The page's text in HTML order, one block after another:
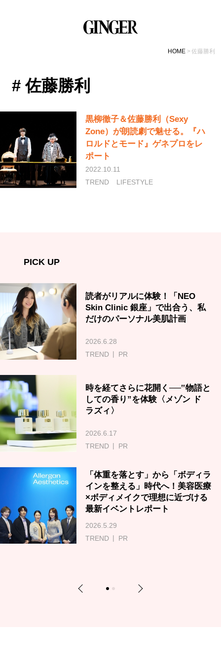
HOME 佐藤勝利
# 佐藤勝利
黒柳徹子＆佐藤勝利（Sexy
Zone）が朗読劇で魅せる。『ハ
ロルドとモード』ゲネプロをレ
ポート
2022.10.11
TREND
LIFESTYLE
PICK UP
読者がリアルに体験！「NEO
Skin Clinic 銀座」で出合う、私
だけのパーソナル美肌計画
2026.6.28
TREND
PR
時を経てさらに花開く──‟物語と
しての香り”を体験〈メゾン ド
ラズィ〉
2026.6.17
TREND
PR
「体重を落とす」から「ボディラ
インを整える」時代へ！美容医療
×ボディメイクで理想に近づける
最新イベントレポート
2026.5.29
TREND
PR
Previous 1 2 Next